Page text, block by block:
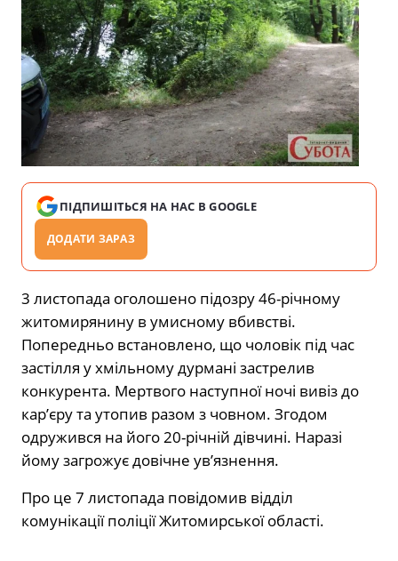
ПІДПИШІТЬСЯ НА НАС В GOOGLE
ДОДАТИ ЗАРАЗ
3 листопада оголошено підозру 46-річному
житомирянину в умисному вбивстві.
Попередньо встановлено, що чоловік під час
застілля у хмільному дурмані застрелив
конкурента. Мертвого наступної ночі вивіз до
кар’єру та утопив разом з човном. Згодом
одружився на його 20-річній дівчині. Наразі
йому загрожує довічне ув’язнення.
Про це 7 листопада повідомив відділ
комунікації поліції Житомирської області.